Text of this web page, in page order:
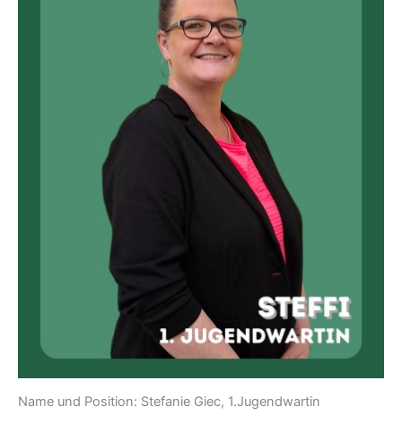
Name und Position: Stefanie Giec, 1.Jugendwartin